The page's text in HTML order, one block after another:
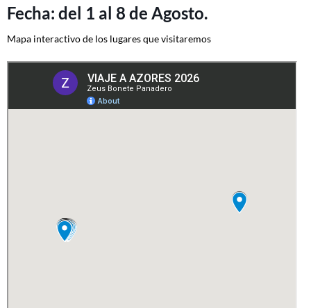
Fecha: del 1 al 8 de Agosto.
Mapa interactivo de los lugares que visitaremos